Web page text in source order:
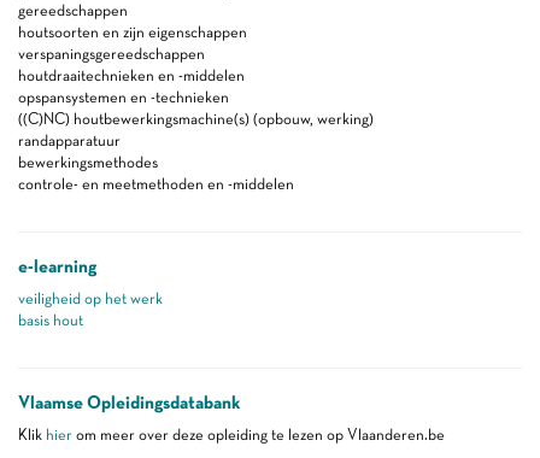
gereedschappen
houtsoorten en zijn eigenschappen
verspaningsgereedschappen
houtdraaitechnieken en -middelen
opspansystemen en -technieken
((C)NC) houtbewerkingsmachine(s) (opbouw, werking)
randapparatuur
bewerkingsmethodes
controle- en meetmethoden en -middelen
e-learning
veiligheid op het werk
basis hout
Vlaamse Opleidingsdatabank
Klik hier om meer over deze opleiding te lezen op Vlaanderen.be